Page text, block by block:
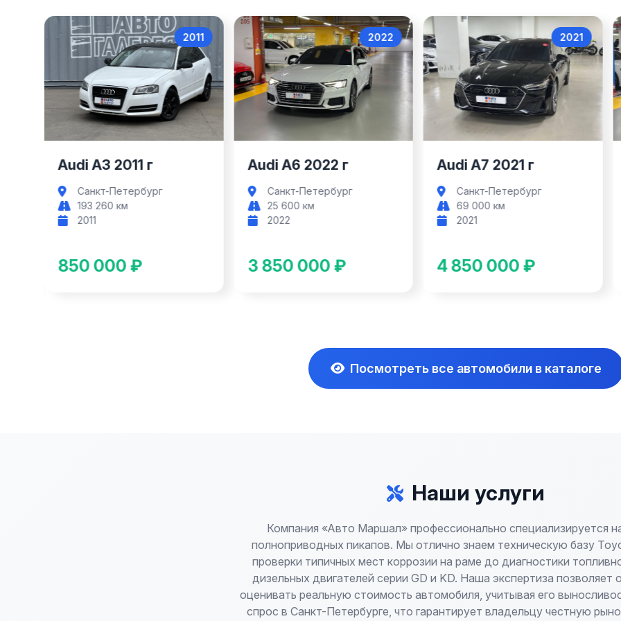
Audi A3
2011
Audi A3 2011 г
Санкт-Петербург
193 260 км
2011
850 000 ₽
Audi A6
2022
Audi A6 2022 г
Санкт-Петербург
25 600 км
2022
3 850 000 ₽
Audi A7
2021
Audi A7 2021 г
Санкт-Петербург
69 000 км
2021
4 850 000 ₽
Посмотреть все автомобили в каталоге
Наши услуги
Компания «Авто Маршал» профессионально специализируется
полноприводных пикапов. Мы отлично знаем техническую базу
проверки типичных мест коррозии на раме до диагностики
дизельных двигателей серии GD и KD. Наша экспертиза позволяет
оценивать реальную стоимость автомобиля, учитывая его
спрос в Санкт-Петербурге, что гарантирует владельцу честную